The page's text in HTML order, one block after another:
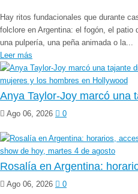
Hay ritos fundacionales que durante
folclore en Argentina: el fogón, el patio
una pulpería, una peña animada o la...
Leer más
Anya Taylor-Joy marcó una
Ago 06, 2026 0
Rosalía en Argentina:
Ago 06, 2026 0